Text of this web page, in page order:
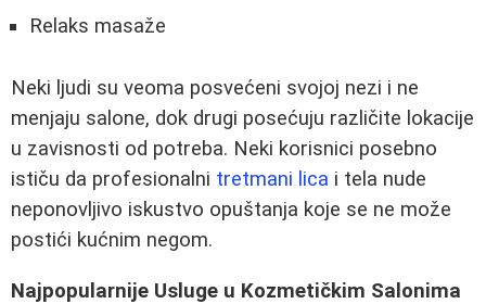
Relaks masaže
Neki ljudi su veoma posvećeni svojoj nezi i ne
menjaju salone, dok drugi posećuju različite lokacije
u zavisnosti od potreba. Neki korisnici posebno
ističu da profesionalni tretmani lica i tela nude
neponovljivo iskustvo opuštanja koje se ne može
postići kućnim negom.
Najpopularnije Usluge u Kozmetičkim Salonima